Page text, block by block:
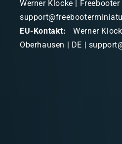
Werner Klocke |
EU-Kontakt:
Werner
Oberhausen | DE |